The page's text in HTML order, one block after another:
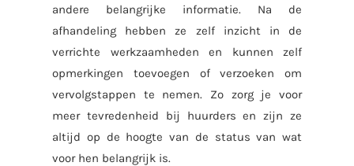
andere belangrijke informatie. Na de
afhandeling hebben ze zelf inzicht in de
verrichte werkzaamheden en kunnen zelf
opmerkingen toevoegen of verzoeken om
vervolgstappen te nemen. Zo zorg je voor
meer tevredenheid bij huurders en zijn ze
altijd op de hoogte van de status van wat
voor hen belangrijk is.